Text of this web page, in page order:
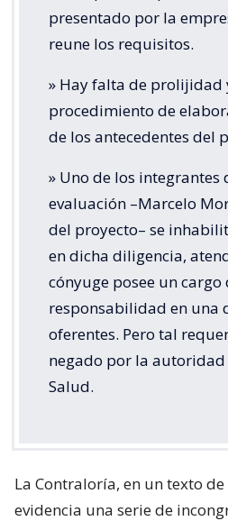
presentado por la
reune los requisitos.
» Hay falta de prolijidad
procedimiento de
de los antecedentes del
» Uno de los integrantes
evaluación –Marcelo
del proyecto– se
en dicha diligencia,
cónyuge posee un cargo
responsabilidad en una
oferentes. Pero tal
negado por la autoridad
Salud.
La Contraloría, en un texto
evidencia una serie de